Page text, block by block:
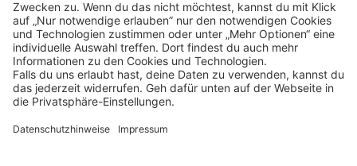
Klickehier, um alle offenen Jobs zu sehen.
Impressum Datenschutz
Privatsphäre-Einstellungen
FAQ
Veranstaltungen
Sitemap